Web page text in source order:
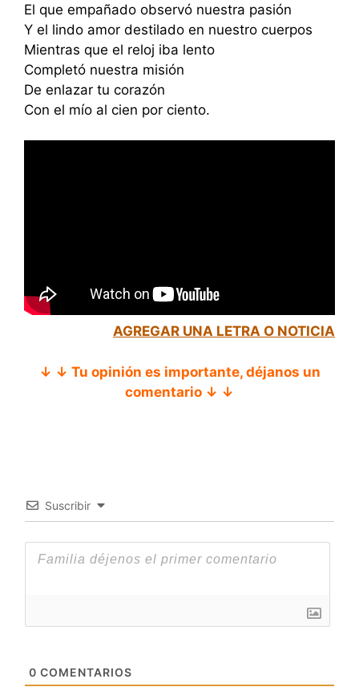
El que empañado observó nuestra pasión
Y el lindo amor destilado en nuestro cuerpos
Mientras que el reloj iba lento
Completó nuestra misión
De enlazar tu corazón
Con el mío al cien por ciento.
AGREGAR UNA LETRA O NOTICIA
↓ ↓ Tu opinión es importante, déjanos un
comentario ↓ ↓
Suscribir
0 COMENTARIOS